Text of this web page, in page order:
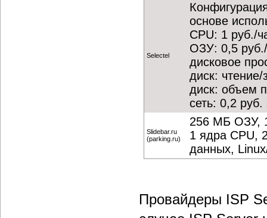
Selectel
основе
CPU: 1 руб./
ОЗУ: 0,5
дисковое
диск:
диск: объем
сеть: 0,2 руб.
Slidebar.ru
(parking.ru)
256 МБ ОЗУ,
1 ядра CPU,
данных,
Провайдеры ISP